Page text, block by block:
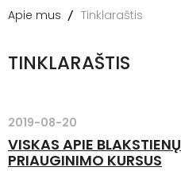
Apie mus Tinklaraštis
TINKLARAŠTIS
2019-08-20
VISKAS APIE BLAKSTIENŲ
PRIAUGINIMO KURSUS